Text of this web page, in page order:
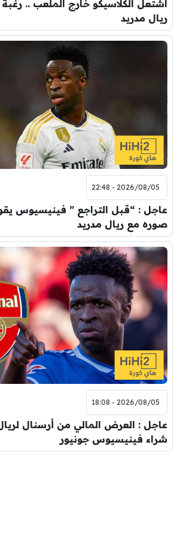
اشتعل الكلاسيكو خارج الملعب ..
ريال مدريد
2026/08/05 - 22:48
عاجل : “قبل التراجع ” فينيسيوس
صوره مع ريال مدريد
2026/08/05 - 18:08
عاجل : العرض المالي من أرسنال
شراء فينيسيوس جونيور